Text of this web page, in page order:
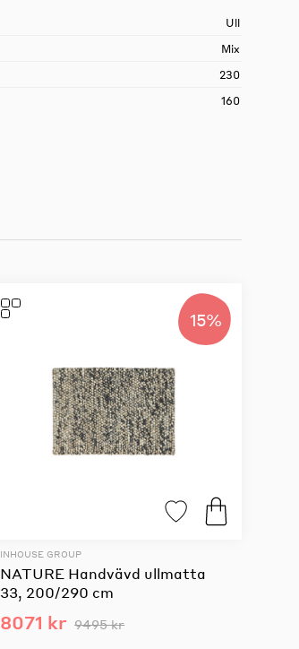
Ull
Mix
230
160
15%
INHOUSE GROUP
NATURE Handvävd ullmatta
33, 200/290 cm
8071 kr 9495 kr